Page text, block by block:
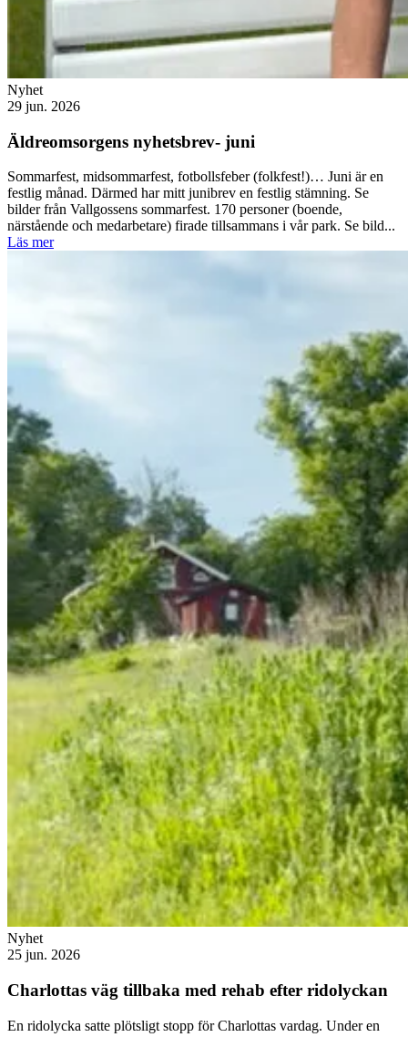
Nyhet
29 jun. 2026
Äldreomsorgens nyhetsbrev- juni
Sommarfest, midsommarfest, fotbollsfeber (folkfest!)… Juni är en
festlig månad. Därmed har mitt junibrev en festlig stämning. Se
bilder från Vallgossens sommarfest. 170 personer (boende,
närstående och medarbetare) firade tillsammans i vår park. Se bild...
Läs mer
Nyhet
25 jun. 2026
Charlottas väg tillbaka med rehab efter ridolyckan
En ridolycka satte plötsligt stopp för Charlottas vardag. Under en